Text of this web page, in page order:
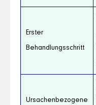
Erster
Behandlungsschritt
Ursachenbezogene